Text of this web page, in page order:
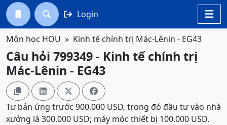

  Login
Môn học HOU Kinh tế chính trị Mác-Lênin - EG43
Câu hỏi 799349 - Kinh tế chính trị
Mác-Lênin - EG43
   
Tư bản ứng trước 900.000 USD, trong đó đầu tư vào nhà
xưởng là 300.000 USD; máy móc thiết bị 100.000 USD.